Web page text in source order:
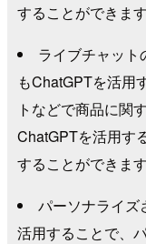
することができます
ライブチャット
もChatGPTを活用
トなどで商品に関
ChatGPTを活用す
することができます
パーソナライズ
活用することで、